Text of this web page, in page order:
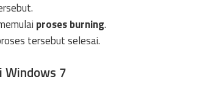
proses burning.
tersebut selesai.
Windows 7